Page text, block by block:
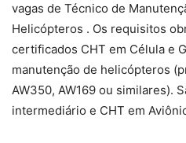
vagas de Técnico de
Helicópteros . Os requisitos
certificados CHT em Célula e
manutenção de helicópteros
AW350, AW169 ou similares).
intermediário e CHT em